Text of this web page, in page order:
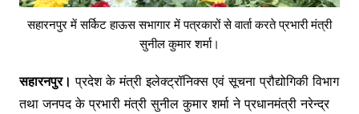
सहारनपुर में सर्किट हाऊस सभागार में पत्रकारों से वार्ता करते प्रभारी मंत्री
सुनील कुमार शर्मा।
सहारनपुर। प्रदेश के मंत्री इलेक्ट्रॉनिक्स एवं सूचना प्रौद्योगिकी विभाग
तथा जनपद के प्रभारी मंत्री सुनील कुमार शर्मा ने प्रधानमंत्री नरेन्द्र